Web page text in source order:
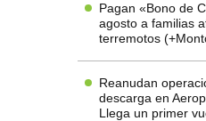
Pagan «Bono de
agosto a familias
terremotos
Reanudan
descarga en
Llega un primer